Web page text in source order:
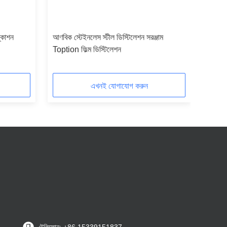
আণবিক স্টেইনলেস স্টীল ডিস্টিলেশন সরঞ্জাম
Toption ফিল্ম ডিস্টিলেশন
এখনই যোগাযোগ করুন